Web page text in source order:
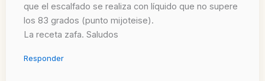
que el escalfado se realiza con líquido que no supere
los 83 grados (punto mijoteise).
La receta zafa. Saludos
Responder